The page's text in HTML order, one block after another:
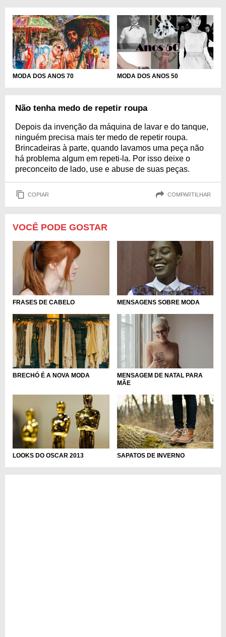
MODA DOS ANOS 70 MODA DOS ANOS 50
Não tenha medo de repetir roupa
Depois da invenção da máquina de lavar e do tanque,
ninguém precisa mais ter medo de repetir roupa.
Brincadeiras à parte, quando lavamos uma peça não
há problema algum em repeti-la. Por isso deixe o
preconceito de lado, use e abuse de suas peças.
COPIAR COMPARTILHAR
VOCÊ PODE GOSTAR
FRASES DE CABELO MENSAGENS SOBRE MODA
BRECHÓ É A NOVA MODA
MENSAGEM DE NATAL PARA
MÃE
LOOKS DO OSCAR 2013 SAPATOS DE INVERNO